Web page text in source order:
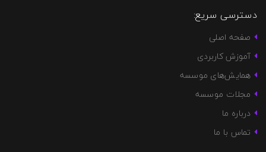
دسترسی سریع:
صفحه اصلی
آموزش کاربردی
همایش‌های موسسه
مجلات موسسه
درباره ما
تماس با ما